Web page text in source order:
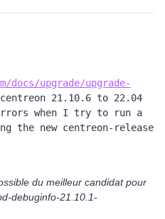
docs/upgrade/upgrade-
21.10.6 to 22.04
when I try to run a
the new centreon-release
du meilleur candidat pour
debuginfo-21.10.1-